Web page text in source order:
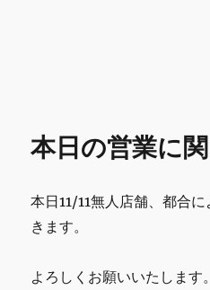
INNOCENCE ～
物 etc販売 江戸川
本日の営業に
本日11/11無人店舗、都合
きます。
よろしくお願いいたします。